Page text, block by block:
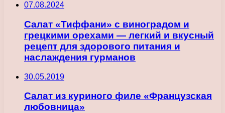
07.08.2024
Салат «Тиффани» с виноградом и
грецкими орехами — легкий и вкусный
рецепт для здорового питания и
наслаждения гурманов
30.05.2019
Салат из куриного филе «Французская
любовница»